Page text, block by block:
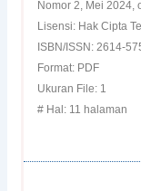
Nomor 2, Mei 2024,
Lisensi: Hak Cipta
ISBN/ISSN: 2614-
Format: PDF
Ukuran File: 1
# Hal: 11 halaman